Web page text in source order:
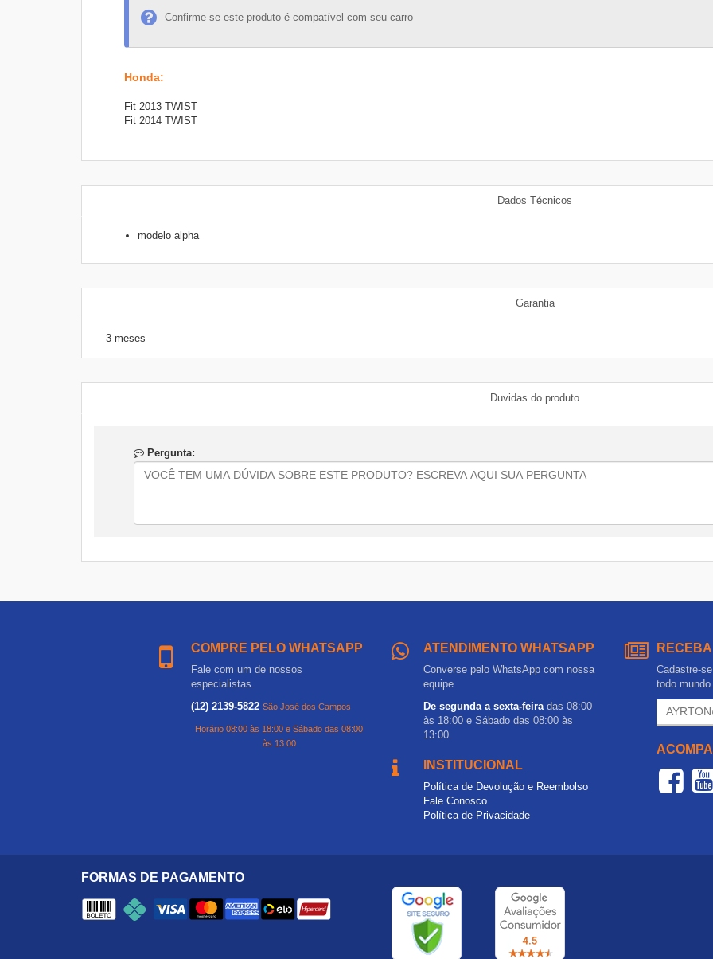
Confirme se este produto é compatível com seu carro
Honda:
Fit 2013 TWIST
Fit 2014 TWIST
Dados Técnicos
modelo alpha
Garantia
3 meses
Duvidas do produto
Pergunta:
COMPRE PELO WHATSAPP
Fale com um de nossos
especialistas.
(12) 2139-5822 São José dos Campos
Horário 08:00 às 18:00 e Sábado das 08:00
às 13:00
ATENDIMENTO WHATSAPP
Converse pelo WhatsApp com nossa
equipe
De segunda a sexta-feira das 08:00
às 18:00 e Sábado das 08:00 às
13:00.
INSTITUCIONAL
Política de Devolução e Reembolso
Fale Conosco
Política de Privacidade
Cadastre-
todo mundo.
FORMAS DE PAGAMENTO